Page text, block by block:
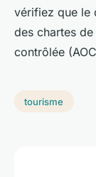
vérifiez que le
des chartes
contrôlée
tourisme